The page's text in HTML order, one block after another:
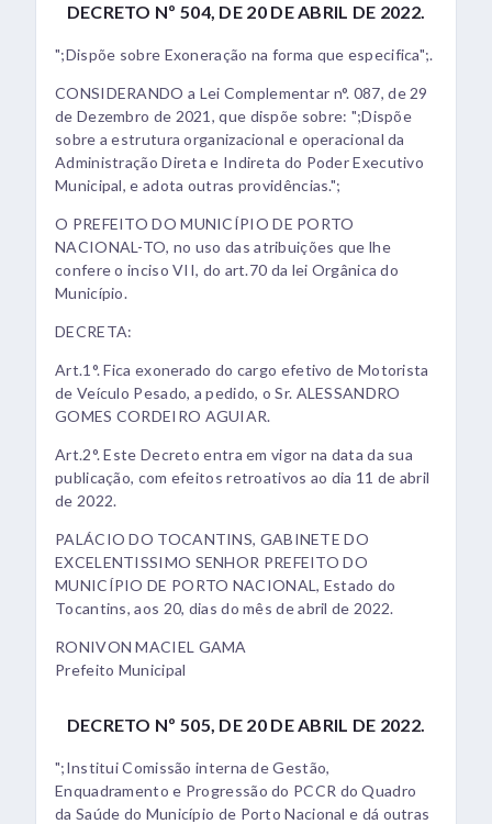
DECRETO Nº 504, DE 20 DE ABRIL DE 2022.
";Dispõe sobre Exoneração na forma que especifica";.
CONSIDERANDO a Lei Complementar n°. 087, de 29
de Dezembro de 2021, que dispõe sobre: ";Dispõe
sobre a estrutura organizacional e operacional da
Administração Direta e Indireta do Poder Executivo
Municipal, e adota outras providências.";
O PREFEITO DO MUNICÍPIO DE PORTO
NACIONAL-TO, no uso das atribuições que lhe
confere o inciso VII, do art.70 da lei Orgânica do
Município.
DECRETA:
Art.1°. Fica exonerado do cargo efetivo de Motorista
de Veículo Pesado, a pedido, o Sr. ALESSANDRO
GOMES CORDEIRO AGUIAR.
Art.2°. Este Decreto entra em vigor na data da sua
publicação, com efeitos retroativos ao dia 11 de abril
de 2022.
PALÁCIO DO TOCANTINS, GABINETE DO
EXCELENTISSIMO SENHOR PREFEITO DO
MUNICÍPIO DE PORTO NACIONAL, Estado do
Tocantins, aos 20, dias do mês de abril de 2022.
RONIVON MACIEL GAMA
Prefeito Municipal
DECRETO Nº 505, DE 20 DE ABRIL DE 2022.
";Institui Comissão interna de Gestão,
Enquadramento e Progressão do PCCR do Quadro
da Saúde do Município de Porto Nacional e dá outras